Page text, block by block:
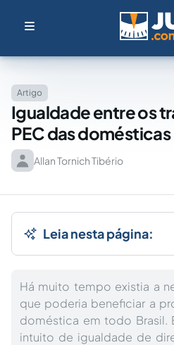
Artigo
Igualdade entre os
PEC das domésticas
Allan Tornich Tibério
Leia nesta página:
Há muito tempo existia a
que poderia beneficiar a
doméstica em todo Brasil.
intuito de igualdade de